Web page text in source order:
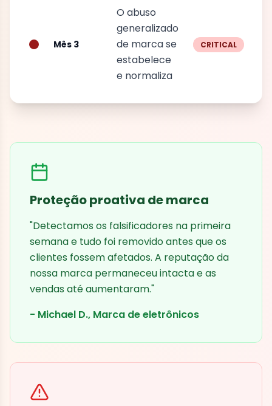
Mês 3
O abuso
generalizado
de marca se
estabelece
e normaliza
CRITICAL
Proteção proativa de marca
"Detectamos os falsificadores na primeira
semana e tudo foi removido antes que os
clientes fossem afetados. A reputação da
nossa marca permaneceu intacta e as
vendas até aumentaram."
- Michael D., Marca de eletrônicos